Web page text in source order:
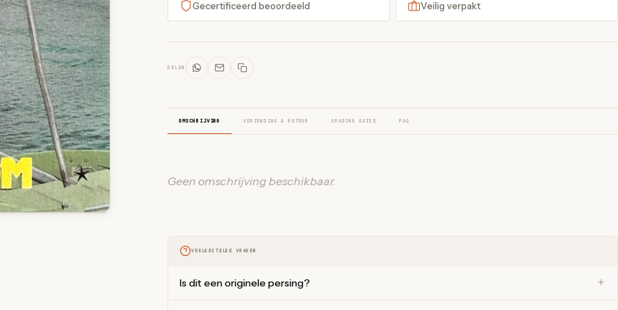
Gecertificeerd beoordeeld Veilig verpakt
DELEN
OMSCHRIJVING VERZENDING & RETOUR GRADING GUIDE FAQ
Geen omschrijving beschikbaar.
VEELGESTELDE VRAGEN
Is dit een originele persing?